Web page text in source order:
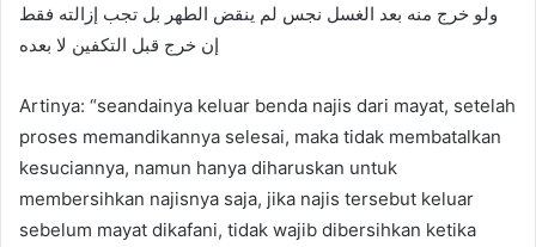
ولو خرج منه بعد الغسل نجس لم ينقض الطهر بل تجب إزالته فقط
إن خرج قبل التكفين لا بعده
Artinya: “seandainya keluar benda najis dari mayat, setelah
proses memandikannya selesai, maka tidak membatalkan
kesuciannya, namun hanya diharuskan untuk
membersihkan najisnya saja, jika najis tersebut keluar
sebelum mayat dikafani, tidak wajib dibersihkan ketika